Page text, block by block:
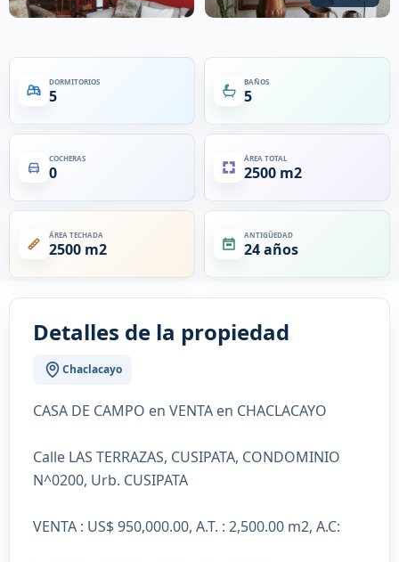
DORMITORIOS
5
BAÑOS
5
COCHERAS
0
ÁREA TOTAL
2500 m2
ÁREA TECHADA
2500 m2
ANTIGÜEDAD
24 años
Detalles de la propiedad
Chaclacayo
CASA DE CAMPO en VENTA en CHACLACAYO
Calle LAS TERRAZAS, CUSIPATA, CONDOMINIO
N^0200, Urb. CUSIPATA
VENTA : US$ 950,000.00, A.T. : 2,500.00 m2, A.C: